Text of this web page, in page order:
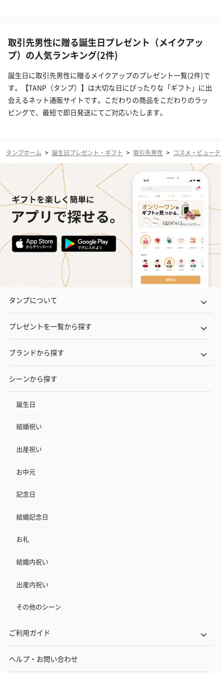
取引先男性に贈る誕生日プレゼント（メイクアッ
プ）の人気ランキング(2件)
誕生日に取引先男性に贈るメイクアップのプレゼント一覧(2件)で
す。【TANP（タンプ）】は大切な日にぴったりな「ギフト」に出
会えるネット通販サイトです。こだわりの商品をこだわりのラッ
ピングで、最短で即日発送にてご対応いたします。
タンプホーム > 誕生日プレゼント・ギフト > 取引先男性 > コスメ・ビュー
タンプについて
プレゼントを一覧から探す
ブランドから探す
シーンから探す
誕生日
結婚祝い
出産祝い
お中元
記念日
結婚記念日
お礼
結婚内祝い
出産内祝い
その他のシーン
ご利用ガイド
ヘルプ・お問い合わせ